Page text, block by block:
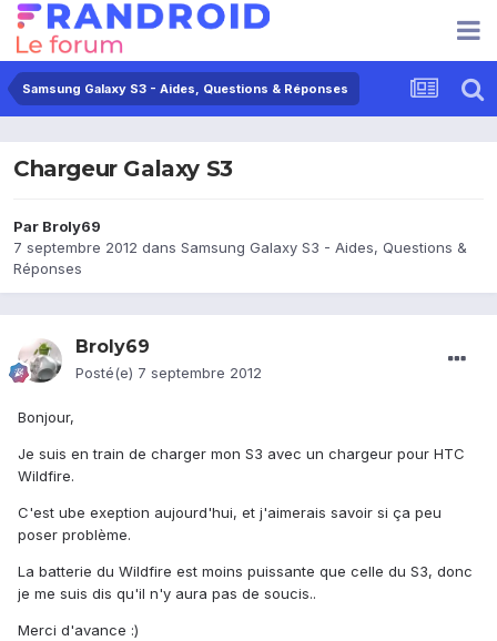
Samsung Galaxy S3 - Aides, Questions & Réponses
Chargeur Galaxy S3
Par Broly69
7 septembre 2012 dans Samsung Galaxy S3 - Aides, Questions &
Réponses
Broly69
Posté(e) 7 septembre 2012
Bonjour,
Je suis en train de charger mon S3 avec un chargeur pour HTC
Wildfire.
C'est ube exeption aujourd'hui, et j'aimerais savoir si ça peu
poser problème.
La batterie du Wildfire est moins puissante que celle du S3, donc
je me suis dis qu'il n'y aura pas de soucis..
Merci d'avance :)